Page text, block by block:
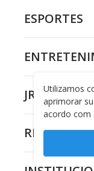
ESPORTES
JR 24H
RECORD
Utilizamos
aprimorar
acordo com